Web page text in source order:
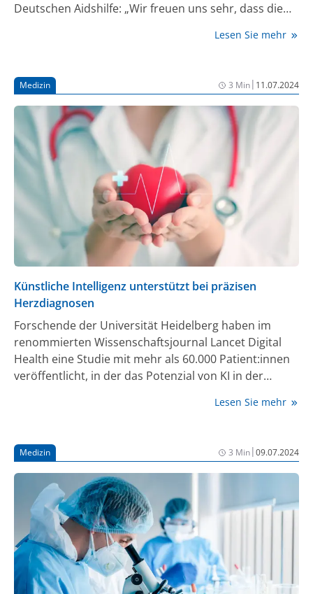
Deutschen Aidshilfe: „Wir freuen uns sehr, dass die
München aus muss ein klares Signal in die Welt
Prävention, medizinische Behandlung und ein Leben
ohne Ausgrenzung und Diskriminierung. Eine gute
Versorgung für alle ist längst möglich – aber noch
lange nicht erreicht. Maßnahmen gegen HIV und Aids
sind global noch immer unterfinanziert und es fehlt in
vielen Ländern der politische Wille.“
Lesen Sie mehr
Medizin 3 Min| 11.07.2024
Künstliche Intelligenz unterstützt bei präzisen
Herzdiagnosen
Forschende der Universität Heidelberg haben im
renommierten Wissenschaftsjournal Lancet Digital
Health eine Studie mit mehr als 60.000 Patient:innen
veröffentlicht, in der das Potenzial von KI in der
Lesen Sie mehr
Medizin 3 Min|09.07.2024